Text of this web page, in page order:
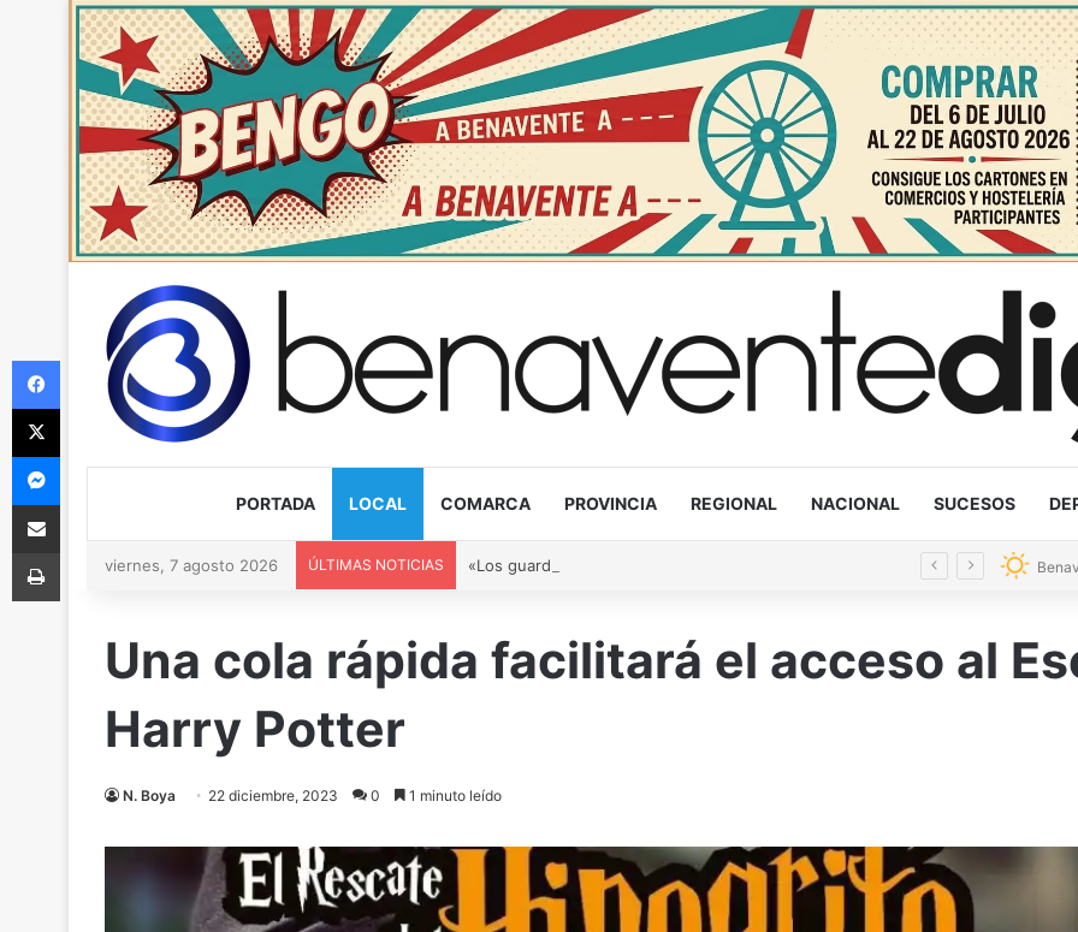
PORTADA LOCAL COMARCA PROVINCIA REGIONAL NACIONAL SUCESOS
viernes, 7 agosto 2026 ÚLTIMAS NOTICIAS
Una cola rápida facilitará el acceso al
Harry Potter
N. Boya 22 diciembre, 2023 0 1 minuto leído
Facebook
X
Messenger
Compartir via Email